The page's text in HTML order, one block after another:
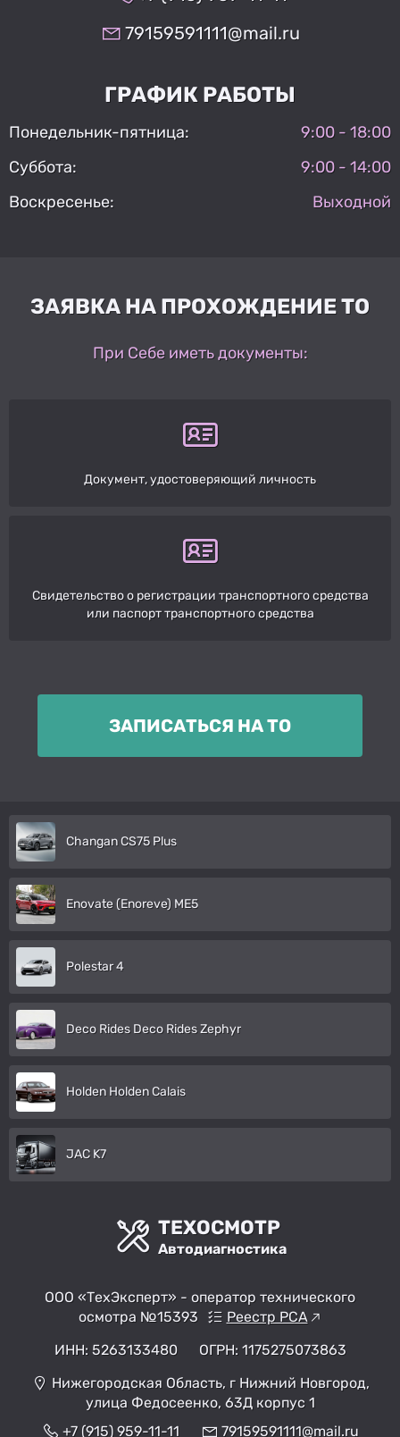
79159591111@mail.ru
ГРАФИК РАБОТЫ
Понедельник-пятница:
9:00 - 18:00
Суббота:
9:00 - 14:00
Воскресенье:
Выходной
ЗАЯВКА НА ПРОХОЖДЕНИЕ ТО
При Себе иметь документы:
Документ, удостоверяющий личность
Свидетельство о регистрации транспортного средства
или паспорт транспортного средства
ЗАПИСАТЬСЯ НА ТО
Changan CS75 Plus
Enovate (Enoreve) ME5
Polestar 4
Deco Rides Deco Rides Zephyr
Holden Holden Calais
JAC K7
ТЕХОСМОТР
Автодиагностика
ООО «ТехЭксперт» - оператор технического
осмотра №15393
Реестр РСА
ИНН: 5263133480
ОГРН: 1175275073863
Нижегородская Область, г Нижний Новгород,
улица Федосеенко, 63Д корпус 1
+7 (915) 959-11-11
79159591111@mail.ru